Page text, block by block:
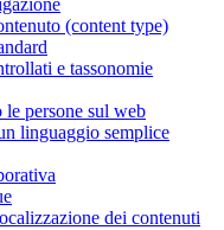
(content type)
e tassonomie
persone sul web
linguaggio semplice
dei contenuti